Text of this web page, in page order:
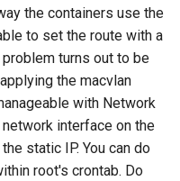
the containers use the
to set the route with a
turns out to be
the macvlan
with Network
interface on the
static IP. You can do
root's crontab. Do